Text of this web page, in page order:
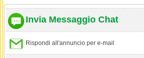
Invia Messaggio Chat
Rispondi all'annuncio per e-mail